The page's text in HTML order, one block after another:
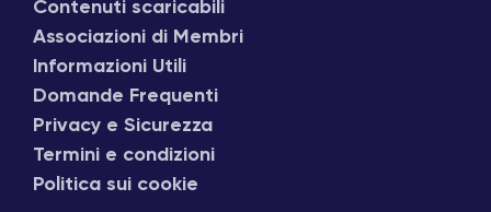
Contenuti scaricabili
Associazioni di Membri
Informazioni Utili
Domande Frequenti
Privacy e Sicurezza
Termini e condizioni
Politica sui cookie